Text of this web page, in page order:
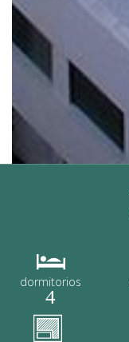
dormitorios
4